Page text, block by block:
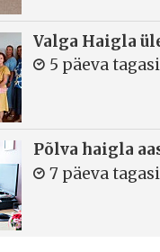
Valga Haigla
5 päeva tagasi
Põlva haigla
7 päeva tagasi